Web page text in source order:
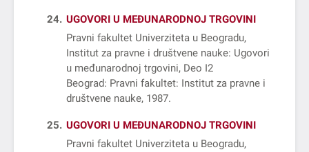
24 UGOVORI U MEĐUNARODNOJ TRGOVINI
Pravni fakultet Univerziteta u Beogradu,
Institut za pravne i društvene nauke: Ugovori
u međunarodnoj trgovini, Deo I2
Beograd: Pravni fakultet: Institut za pravne i
društvene nauke, 1987
25
UGOVORI U MEĐUNARODNOJ TRGOVINI
Pravni fakultet Univerziteta u Beogradu,